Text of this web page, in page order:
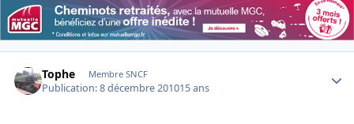
Tophe Membre SNCF
Publication:8 décembre 201015 ans